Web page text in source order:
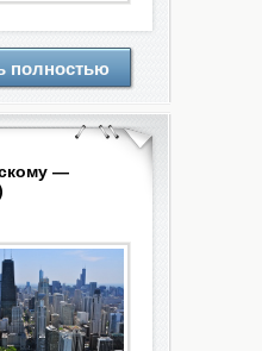
полностью
—